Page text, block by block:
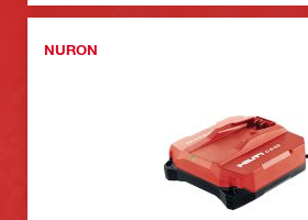
NURON